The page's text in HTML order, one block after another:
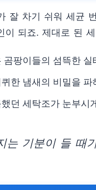
잘 차기 쉬워 세균
이 되죠. 제대로 된
팡이들의 섬뜩한
한 냄새의 비밀을 파
던 세탁조가 눈부시
는 기분이 들 때